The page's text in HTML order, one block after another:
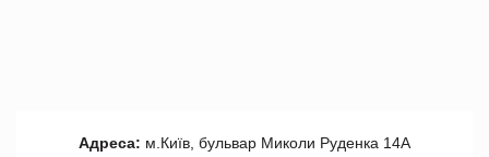
Адреса: м.Київ, бульвар Миколи Руденка 14А